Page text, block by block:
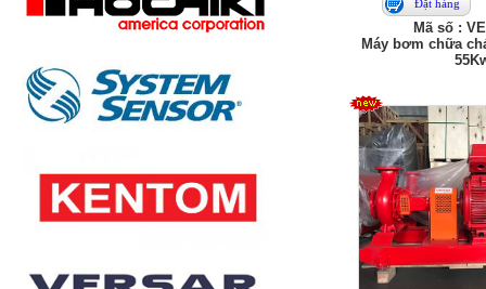
Đặt hàng
Mã số :
Máy bơm chữa